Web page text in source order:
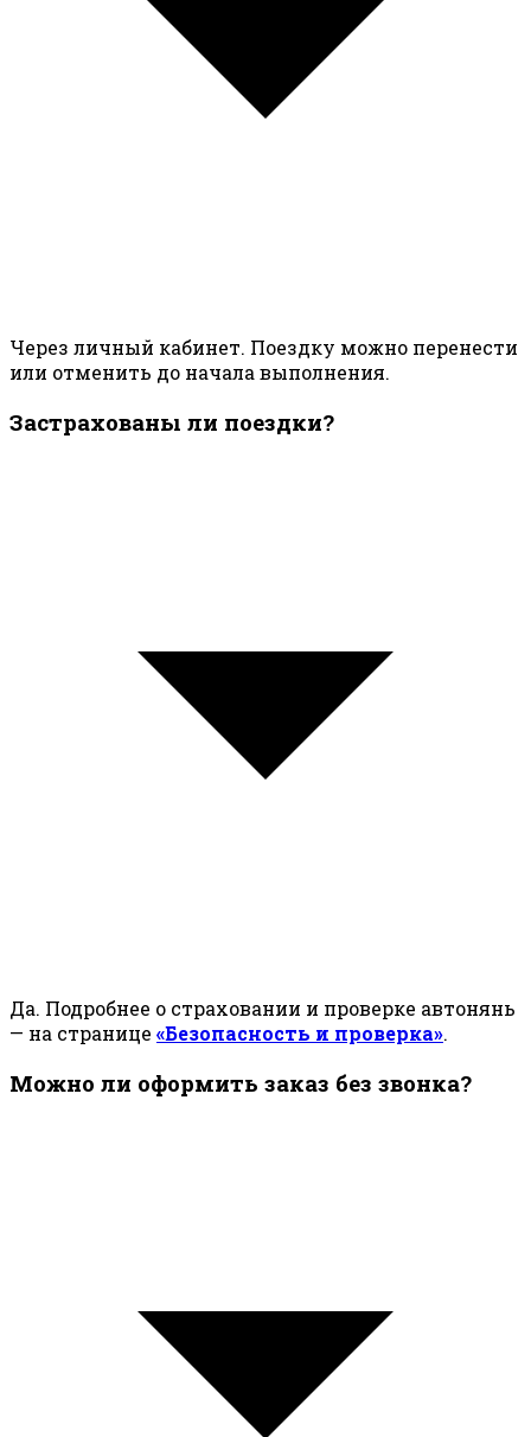
Через личный кабинет. Поездку можно перенести
или отменить до начала выполнения.
Застрахованы ли поездки?
Да. Подробнее о страховании и проверке автонянь
— на странице «Безопасность и проверка».
Можно ли оформить заказ без звонка?